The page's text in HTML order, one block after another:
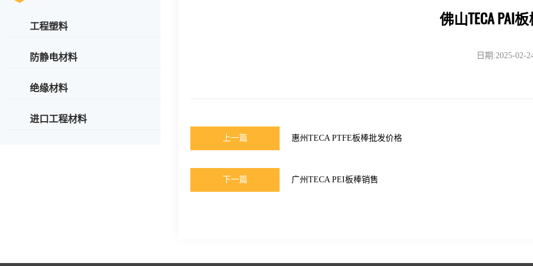
工程塑料
防静电材料
绝缘材料
进口工程材料
佛山TECA PAI
日期:2025-02-
上一篇 惠州TECA PTFE板棒批发价格
下一篇 广州TECA PEI板棒销售